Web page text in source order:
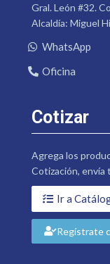
Gral. León #32.
Alcaldía: Miguel
WhatsApp
Oficina
Cotizar
Agrega los
Cotización, envía
Ir a
Regístrate